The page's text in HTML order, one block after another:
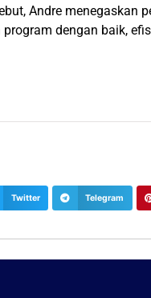
Andre menegaskan
dengan baik,
Twitter Telegram